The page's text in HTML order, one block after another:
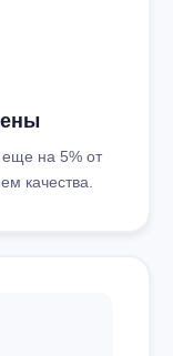
на 5% от
качества.